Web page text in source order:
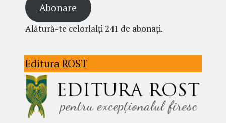
Abonare
Alătură-te celorlalți 241 de abonați.
Editura ROST